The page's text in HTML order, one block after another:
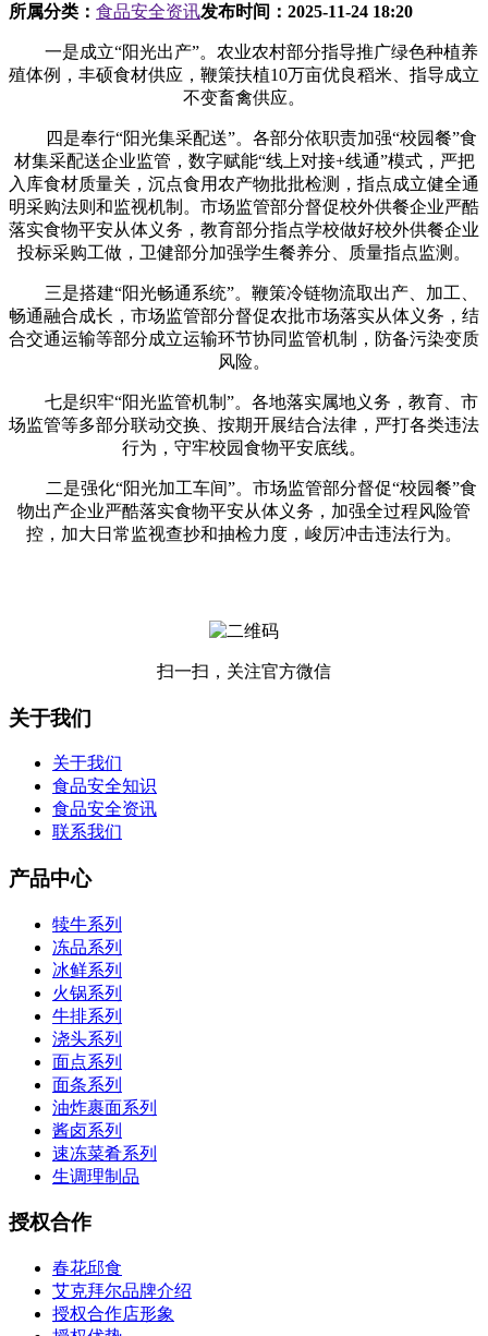
所属分类： 食品安全资讯发布时间： 2025-11-24 18:20
一是成立“阳光出产”。农业农村部分指导推广绿色种植养
殖体例，丰硕食材供应，鞭策扶植10万亩优良稻米、指导成立
不变畜禽供应。
四是奉行“阳光集采配送”。各部分依职责加强“校园餐”食
材集采配送企业监管，数字赋能“线上对接+线通”模式，严把
入库食材质量关，沉点食用农产物批批检测，指点成立健全通
明采购法则和监视机制。市场监管部分督促校外供餐企业严酷
落实食物平安从体义务，教育部分指点学校做好校外供餐企业
投标采购工做，卫健部分加强学生餐养分、质量指点监测。
三是搭建“阳光畅通系统”。鞭策冷链物流取出产、加工、
畅通融合成长，市场监管部分督促农批市场落实从体义务，结
合交通运输等部分成立运输环节协同监管机制，防备污染变质
风险。
七是织牢“阳光监管机制”。各地落实属地义务，教育、市
场监管等多部分联动交换、按期开展结合法律，严打各类违法
行为，守牢校园食物平安底线。
二是强化“阳光加工车间”。市场监管部分督促“校园餐”食
物出产企业严酷落实食物平安从体义务，加强全过程风险管
控，加大日常监视查抄和抽检力度，峻厉冲击违法行为。
扫一扫，关注官方微信
关于我们
关于我们
食品安全知识
食品安全资讯
联系我们
产品中心
犊牛系列
冻品系列
冰鲜系列
火锅系列
牛排系列
浇头系列
面点系列
面条系列
油炸裹面系列
酱卤系列
速冻菜肴系列
生调理制品
授权合作
春花邱食
艾克拜尔品牌介绍
授权合作店形象